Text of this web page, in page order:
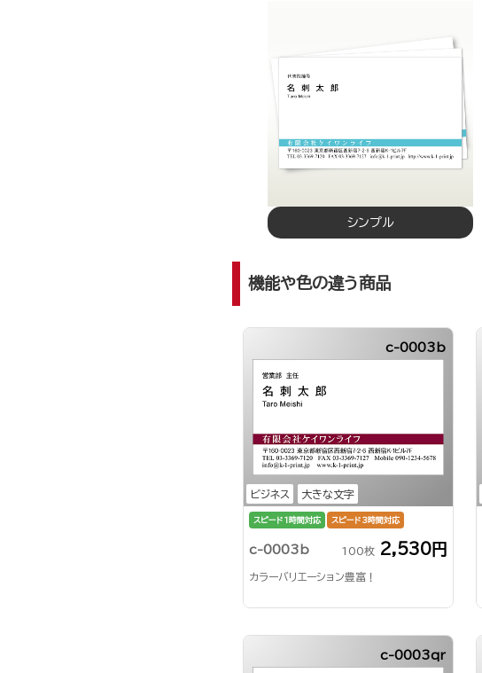
シンプル
機能や色の違う商品
ビジネス 大きな文字
c-0003b
スピード1時間対応 スピード3時間対応
c-0003b 100枚 2,530円
カラーバリエーション豊富！
c-0003qr